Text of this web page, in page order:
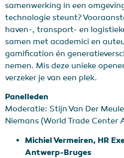
samenwerking in een
technologie steunt?
haven-, transport- en
samen met academici en
gamification én
nemen. Mis deze unieke
verzeker je van een plek.
Panelleden
Moderatie: Stijn Van Der
Niemans (World Trade Center
Michiel Vermeiren, HR
Antwerp-Bruges